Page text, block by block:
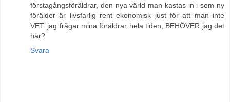
förstagångsföräldrar, den nya värld man kastas in i som ny
förälder är livsfarlig rent ekonomisk just för att man inte
VET. jag frågar mina föräldrar hela tiden; BEHÖVER jag det
här?
Svara